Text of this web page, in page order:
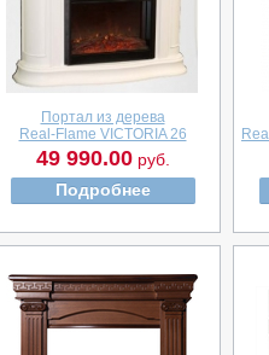
Портал из дерева
Real-Flame VICTORIA 26
49 990.00руб.
Подробнее